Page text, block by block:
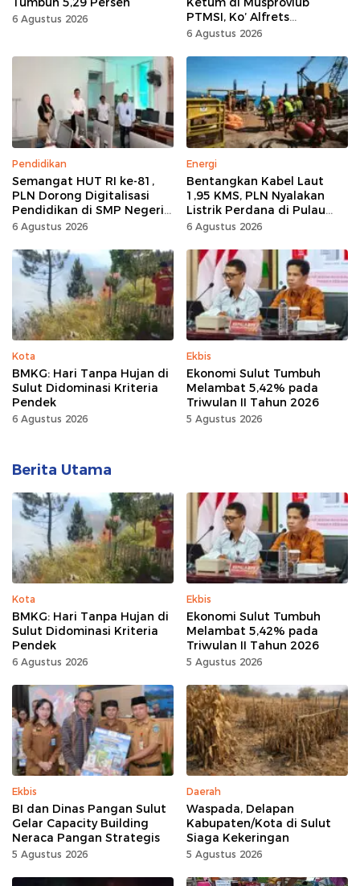
6 Agustus 2026
PTMSI, Ko’ Alfrets
Rumawas Siap Gairahkan
6 Agustus 2026
Pendidikan
Semangat HUT RI ke-81,
PLN Dorong Digitalisasi
Pendidikan di SMP Negeri
1 Palu Lewat Program TJSL
6 Agustus 2026
Energi
Bentangkan Kabel Laut
1,95 KMS, PLN Nyalakan
Listrik Perdana di Pulau
Dudepo, Desa Berlistrik di
6 Agustus 2026
Kota
BMKG: Hari Tanpa Hujan di
Sulut Didominasi Kriteria
Pendek
6 Agustus 2026
Ekbis
Ekonomi Sulut Tumbuh
Melambat 5,42% pada
Triwulan II Tahun 2026
5 Agustus 2026
Berita Utama
Kota
BMKG: Hari Tanpa Hujan di
Sulut Didominasi Kriteria
Pendek
6 Agustus 2026
Ekbis
Ekonomi Sulut Tumbuh
Melambat 5,42% pada
Triwulan II Tahun 2026
5 Agustus 2026
Ekbis
BI dan Dinas Pangan Sulut
Gelar Capacity Building
Neraca Pangan Strategis
5 Agustus 2026
Daerah
Waspada, Delapan
Kabupaten/Kota di Sulut
Siaga Kekeringan
5 Agustus 2026